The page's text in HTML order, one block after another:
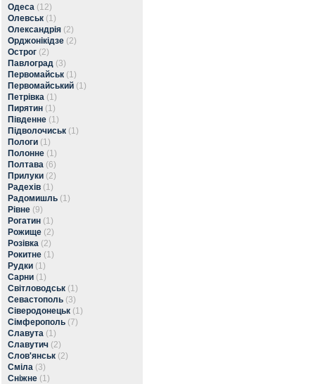
Одеса (12)
Олевськ (1)
Олександрія (2)
Орджонікідзе (2)
Острог (2)
Павлоград (3)
Первомайськ (1)
Первомайський (1)
Петрівка (1)
Пирятин (1)
Південне (1)
Підволочиськ (1)
Пологи (1)
Полонне (1)
Полтава (6)
Прилуки (2)
Радехів (1)
Радомишль (1)
Рівне (9)
Рогатин (1)
Рожище (2)
Розівка (2)
Рокитне (1)
Рудки (1)
Сарни (1)
Світловодськ (1)
Севастополь (3)
Сіверодонецьк (1)
Сімферополь (7)
Славута (1)
Славутич (2)
Слов'янськ (2)
Сміла (3)
Сніжне (1)